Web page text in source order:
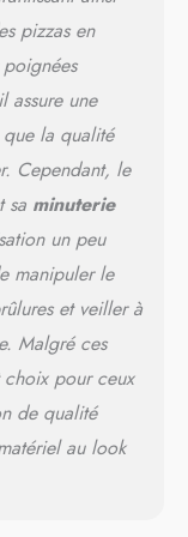
prêtes en
pizzas en
assure une
la qualité
Cependant, le
sa minuterie
un peu
manipuler le
et veiller à
Malgré ces
pour ceux
de qualité
au look